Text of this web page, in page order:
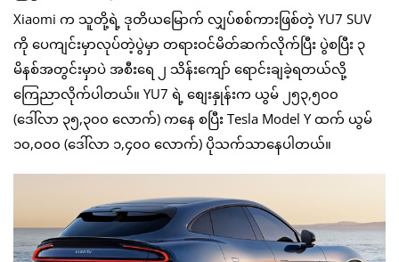
Xiaomi က သူတို့ရဲ့ ဒုတိယမြောက် လျှပ်စစ်ကားဖြစ်တဲ့ YU7 SUV
ကို ပေကျင်းမှာလုပ်တဲ့ပွဲမှာ တရားဝင်မိတ်ဆက်လိုက်ပြီး ပွဲစပြီး ၃
မိနစ်အတွင်းမှာပဲ အစီးရေ ၂ သိန်းကျော် ရောင်းချခဲ့ရတယ်လို့
ကြေညာလိုက်ပါတယ်။ YU7 ရဲ့ စျေးနှုန်းက ယွမ် ၂၅၃,၅၀၀
(ဒေါ်လာ ၃၅,၃၀၀ လောက်) ကနေ စပြီး Tesla Model Y ထက် ယွမ်
၁၀,၀၀၀ (ဒေါ်လာ ၁,၄၀၀ လောက်) ပိုသက်သာနေပါတယ်။